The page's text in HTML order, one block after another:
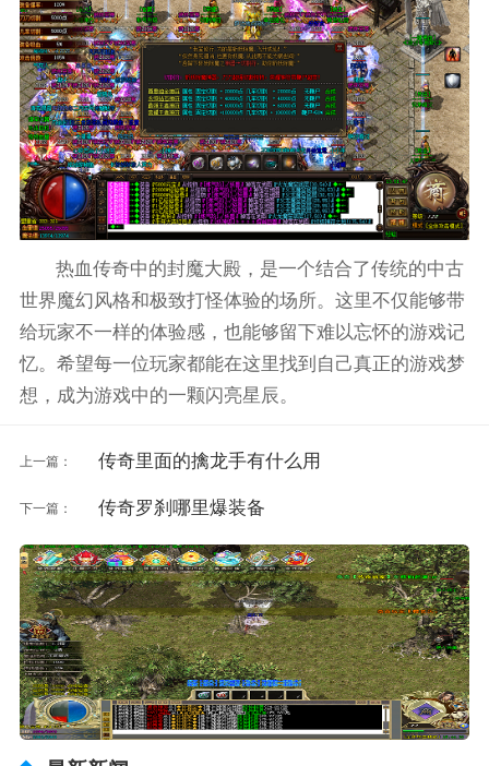
热血传奇中的封魔大殿，是一个结合了传统的中古
世界魔幻风格和极致打怪体验的场所。这里不仅能够带
给玩家不一样的体验感，也能够留下难以忘怀的游戏记
忆。希望每一位玩家都能在这里找到自己真正的游戏梦
想，成为游戏中的一颗闪亮星辰。
上一篇： 传奇里面的擒龙手有什么用
下一篇： 传奇罗刹哪里爆装备